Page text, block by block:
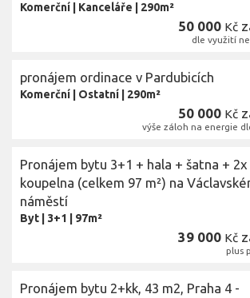
Komerční Kanceláře 290m²
50 000 Kč
dle využití
pronájem ordinace v Pardubicích
Komerční Ostatní 290m²
50 000 Kč
výše záloh na energie
Pronájem bytu 3+1 + hala + šatna + 2x
koupelna (celkem 97 m²) na
náměstí
Byt 3+1 97m²
39 000 Kč
plus
Pronájem bytu 2+kk, 43 m2, Praha 4 -